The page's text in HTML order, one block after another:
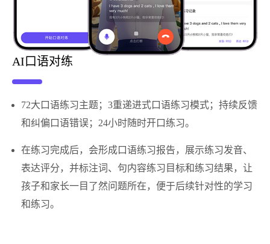
AI口语对练
72大口语练习主题；3重递进式口语练习模式；持续反馈
和纠偏口语错误；24小时随时开口练习。
在练习完成后，会形成口语练习报告，展示练习发音、
表达评分，并标注词、句内容练习目标和练习结果，让
孩子和家长一目了然问题所在，便于后续针对性的学习
和练习。